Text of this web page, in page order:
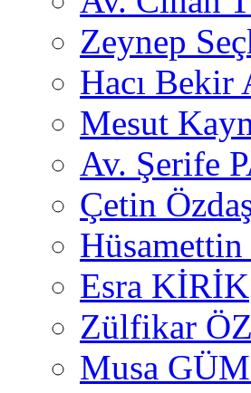
Zeynep
Hacı
Mesut
Av. Şerife
Çetin
Esra KİRİK
Zülfikar
Musa